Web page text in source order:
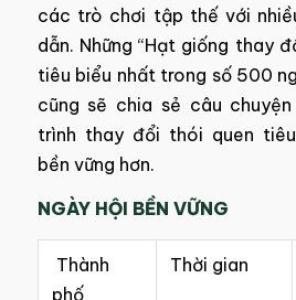
các trò chơi tập thế với
dẫn. Những “Hạt giống thay
tiêu biểu nhất trong số 500
cũng sẽ chia sẻ câu
trình thay đổi thói quen
bền vững hơn.
NGÀY HỘI BỀN VỮNG
Thành
phố
Thời gian